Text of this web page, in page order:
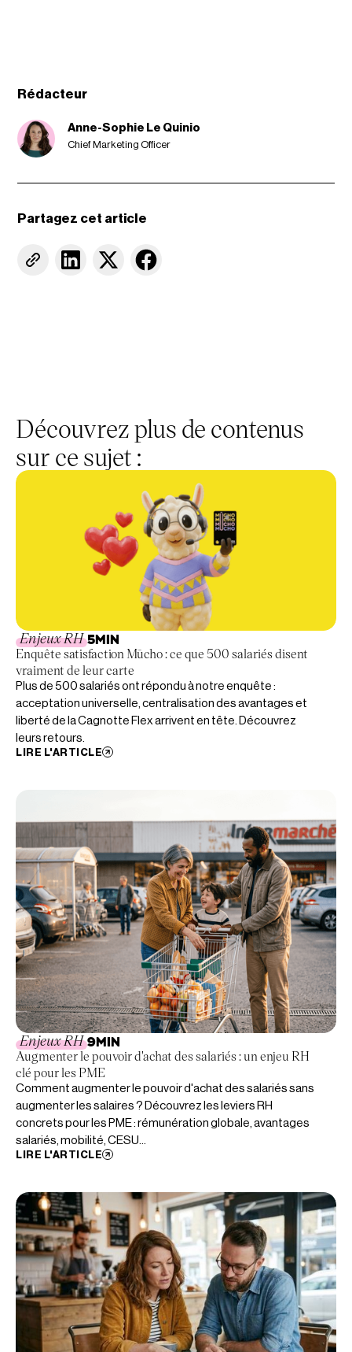
Rédacteur
Anne-Sophie Le Quinio
Chief Marketing Officer
Partagez cet article
Découvrez plus de contenus
sur ce sujet :
Enjeux RH 5MIN
Enquête satisfaction Mūcho : ce que 500 salariés disent
vraiment de leur carte
Plus de 500 salariés ont répondu à notre enquête :
acceptation universelle, centralisation des avantages et
liberté de la Cagnotte Flex arrivent en tête. Découvrez
leurs retours.
LIRE L'ARTICLE
Enjeux RH 9MIN
Augmenter le pouvoir d'achat des salariés : un enjeu RH
clé pour les PME
Comment augmenter le pouvoir d'achat des salariés sans
augmenter les salaires ? Découvrez les leviers RH
concrets pour les PME : rémunération globale, avantages
salariés, mobilité, CESU...
LIRE L'ARTICLE